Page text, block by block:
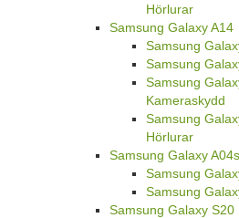
Hörlurar
Samsung Galaxy A14
Samsung
Samsung
Samsung
Kameraskydd
Samsung
Hörlurar
Samsung Galaxy A04s
Samsung
Samsung
Samsung Galaxy S20